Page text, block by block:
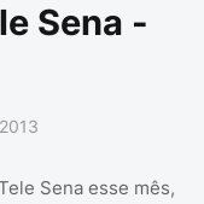
Sena -
Sena esse mês,